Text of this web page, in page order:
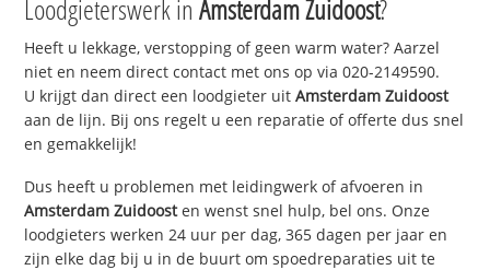
Loodgieterswerk inAmsterdam Zuidoost?
Heeft u lekkage, verstopping of geen warm water? Aarzel
niet en neem direct contact met ons op via 020-2149590.
U krijgt dan direct een loodgieter uitAmsterdam Zuidoost
aan de lijn. Bij ons regelt u een reparatie of offerte dus snel
en gemakkelijk!
Dus heeft u problemen met leidingwerk of afvoeren in
Amsterdam Zuidoosten wenst snel hulp, bel ons. Onze
loodgieters werken 24 uur per dag, 365 dagen per jaar en
zijn elke dag bij u in de buurt om spoedreparaties uit te